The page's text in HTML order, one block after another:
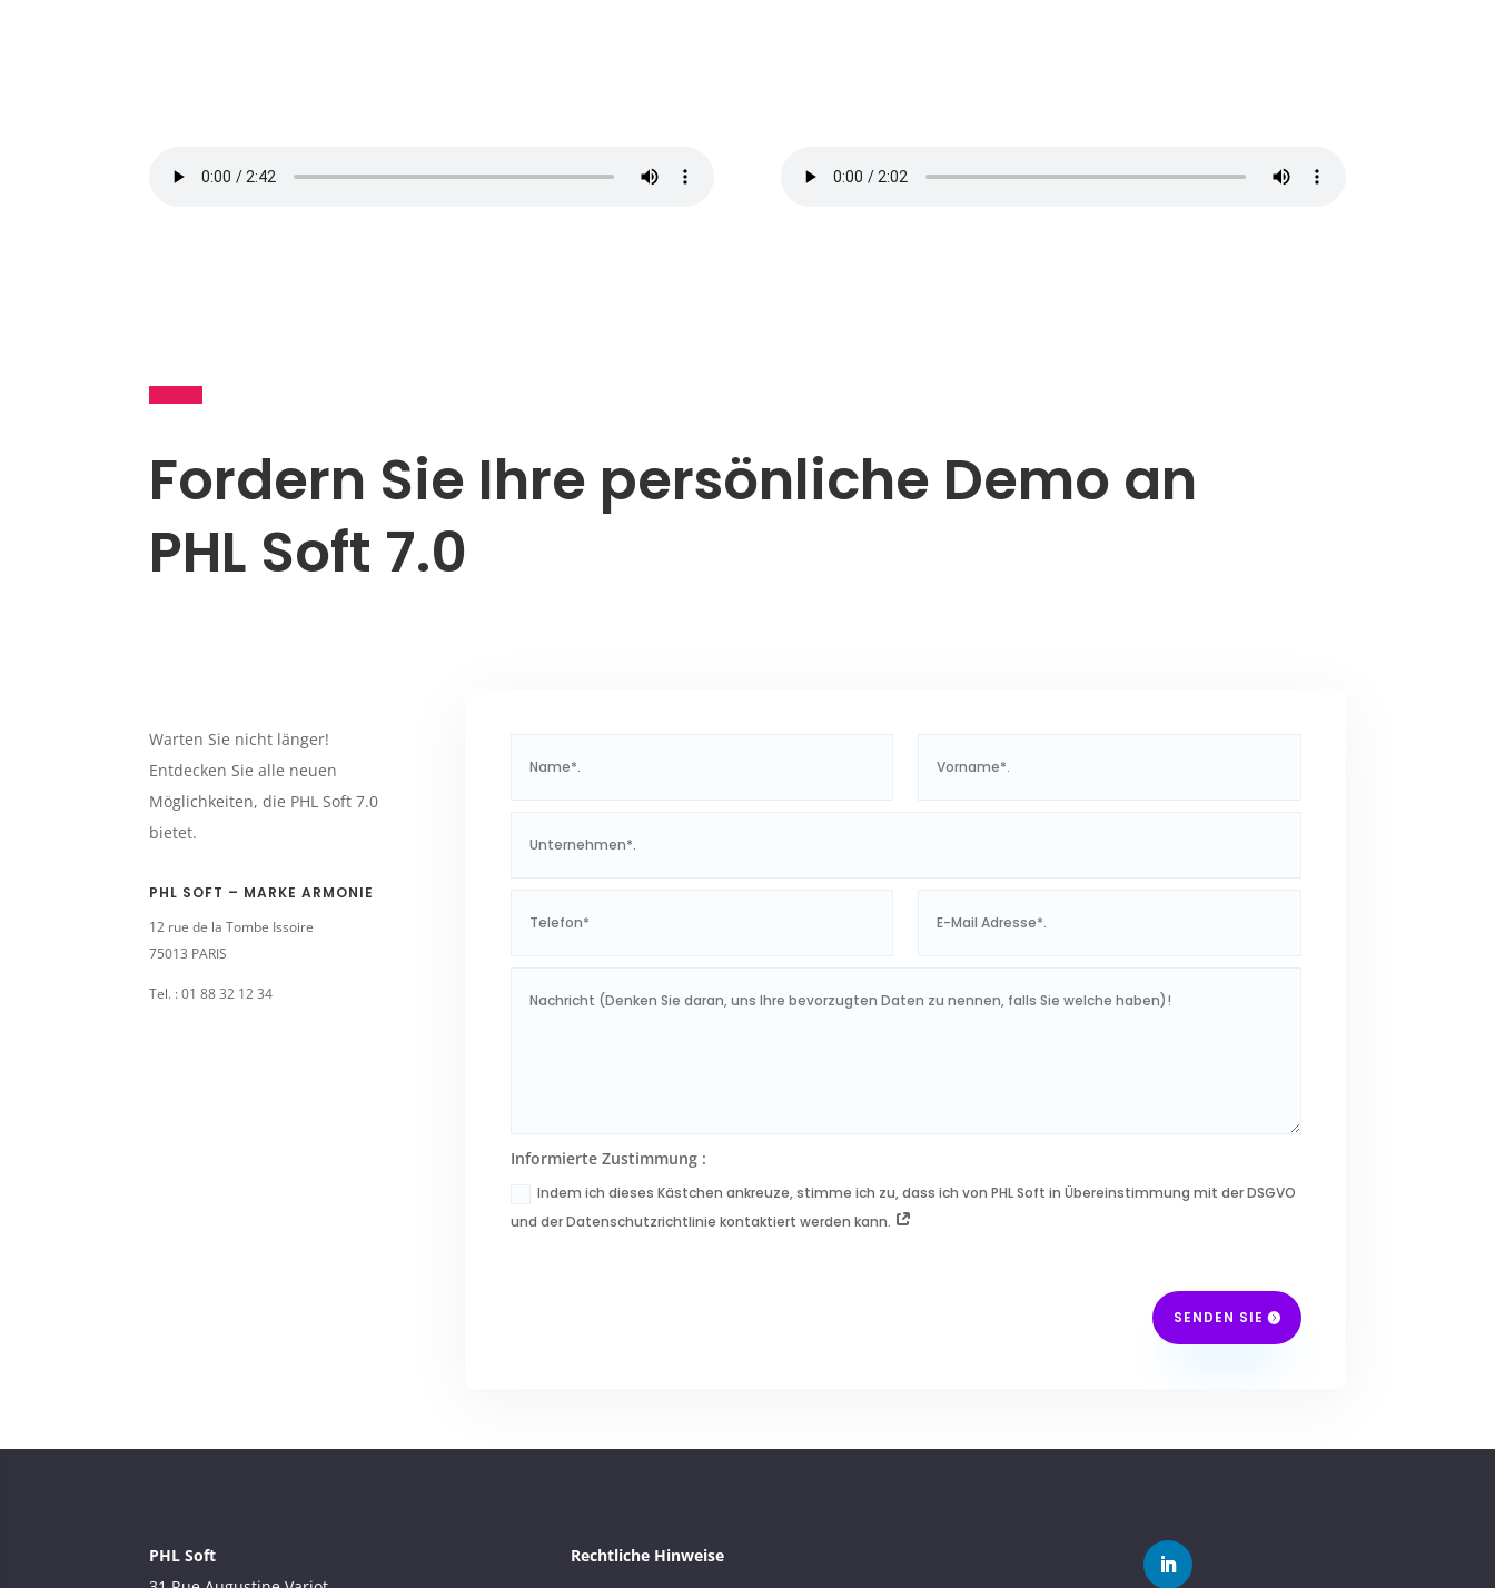
Fordern Sie Ihre persönliche Demo an
PHL Soft 7.0
Warten Sie nicht länger!
Entdecken Sie alle neuen
Möglichkeiten, die PHL Soft 7.0
bietet.
PHL SOFT – MARKE ARMONIE
12 rue de la Tombe Issoire
75013 PARIS
Tel. : 01 88 32 12 34
Informierte Zustimmung :
Indem ich dieses Kästchen ankreuze, stimme ich zu, dass ich von PHL Soft in Übereinstimmung mit der DSGVO
und der Datenschutzrichtlinie kontaktiert werden kann.
SENDEN SIE
PHL Soft
Rechtliche Hinweise